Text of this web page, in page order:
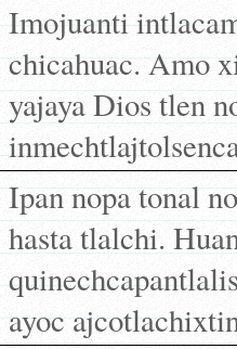
Imojuanti
chicahuac. Amo
yajaya Dios tlen
Ipan nopa tonal
hasta tlalchi.
ayoc